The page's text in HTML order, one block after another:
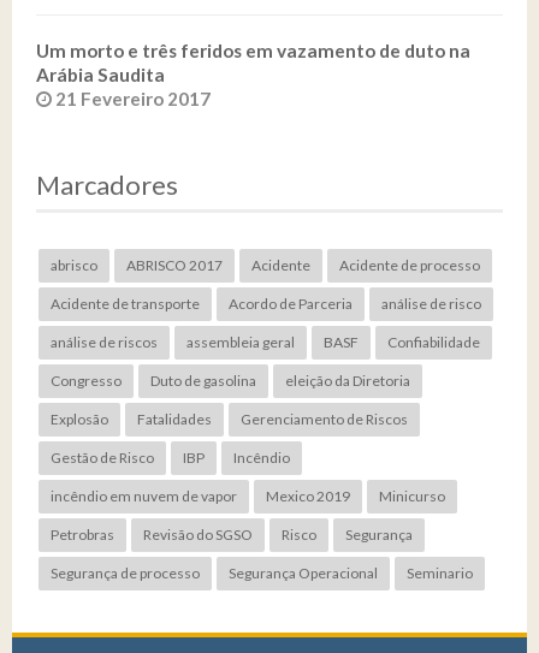
Um morto e três feridos em vazamento de duto na
Arábia Saudita
21 Fevereiro 2017
Marcadores
abrisco ABRISCO 2017 Acidente Acidente de processo
Acidente de transporte Acordo de Parceria análise de risco
análise de riscos assembleia geral BASF Confiabilidade
Congresso Duto de gasolina eleição da Diretoria
Explosão Fatalidades Gerenciamento de Riscos
Gestão de Risco IBP Incêndio
incêndio em nuvem de vapor Mexico 2019 Minicurso
Petrobras Revisão do SGSO Risco Segurança
Segurança de processo Segurança Operacional Seminario